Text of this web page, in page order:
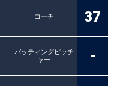
コーチ
37
バッティングピッチ
ャー
-